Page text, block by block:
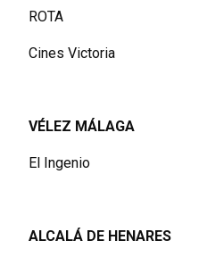
ROTA
Cines Victoria
VÉLEZ MÁLAGA
El Ingenio
ALCALÁ DE HENARES